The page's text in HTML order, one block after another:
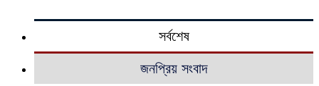
সর্বশেষ
জনপ্রিয় সংবাদ